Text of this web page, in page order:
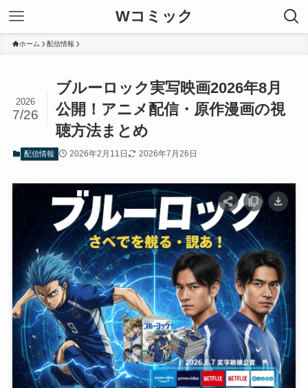
Wコミック
ホーム 配信情報
ブルーロック実写映画2026年8月
公開！アニメ配信・原作漫画の視
聴方法まとめ
2026
7/26
配信情報 2026年2月11日 2026年7月26日